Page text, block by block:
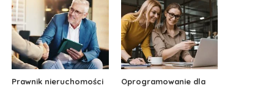
Prawnik nieruchomości
Oprogramowanie dla